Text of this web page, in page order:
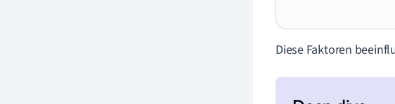
Diese Faktoren